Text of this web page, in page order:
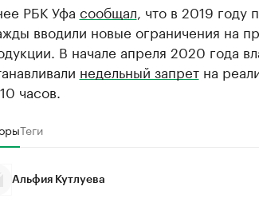
РБК Уфа сообщал , что в 2019
вводили новые ограничения на
В начале апреля 2020 года
недельный запретна
часов.
Теги
Альфия Кутлуева